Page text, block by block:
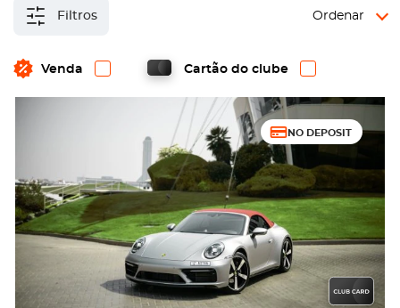
Filtros
Venda Cartão do clube
Ordenar
NO DEPOSIT